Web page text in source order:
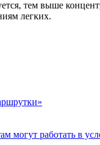
тем выше
легких.
могут работать в